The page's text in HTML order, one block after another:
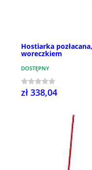
Hostiarka
woreczkiem
DOSTĘPNY
zł 338,04